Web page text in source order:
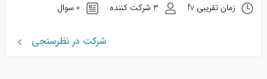
زمان تقریبی fv 3 شرکت کننده 0 سوال
شرکت در نظرسنجی